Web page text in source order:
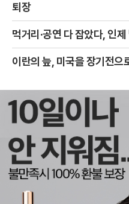
퇴장
먹거리·공연 다 잡았다, 인
이란의 늪, 미국을 장기전으